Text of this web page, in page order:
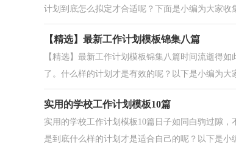
计划到底怎么拟定才合适呢？下面是小编为大家收
【精选】最新工作计划模板锦集八篇
【精选】最新工作计划模板锦集八篇时间流逝得
了。什么样的计划才是有效的呢？以下是小编为大
实用的学校工作计划模板10篇
实用的学校工作计划模板10篇日子如同白驹过隙
是到底什么样的计划才是适合自己的呢？以下是小